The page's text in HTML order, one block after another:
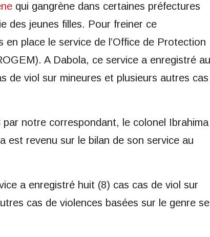
qui gangrène dans certaines préfectures
des jeunes filles. Pour freiner ce
place le service de l’Office de Protection
A Dabola, ce service a enregistré au
de viol sur mineures et plusieurs autres cas
notre correspondant, le colonel Ibrahima
est revenu sur le bilan de son service au
a enregistré huit (8) cas cas de viol sur
cas de violences basées sur le genre se